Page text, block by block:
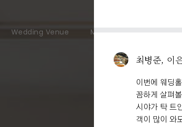
Wedding Venue Meeting & Party
최병준, 이
이번에 웨딩
꼼하게 살펴
시야가 탁 트
객이 많이 와